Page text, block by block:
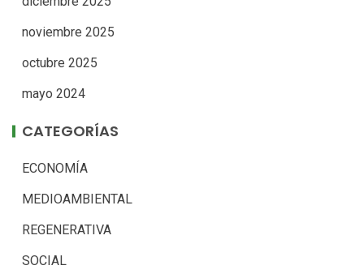
noviembre 2025
octubre 2025
mayo 2024
CATEGORÍAS
ECONOMÍA
MEDIOAMBIENTAL
REGENERATIVA
SOCIAL